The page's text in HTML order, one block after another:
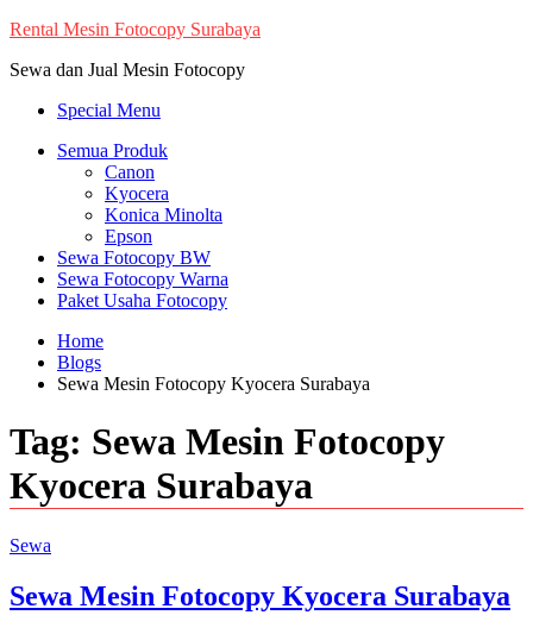
Skip
content
Rental Mesin Fotocopy Surabaya
Sewa dan Jual Mesin Fotocopy
Special Menu
Semua Produk
Canon
Kyocera
Konica Minolta
Epson
Sewa Fotocopy BW
Sewa Fotocopy Warna
Paket Usaha Fotocopy
Home
Blogs
Sewa Mesin Fotocopy Kyocera Surabaya
Tag: Sewa Mesin Fotocopy
Kyocera Surabaya
Sewa
Sewa Mesin Fotocopy Kyocera Surabaya